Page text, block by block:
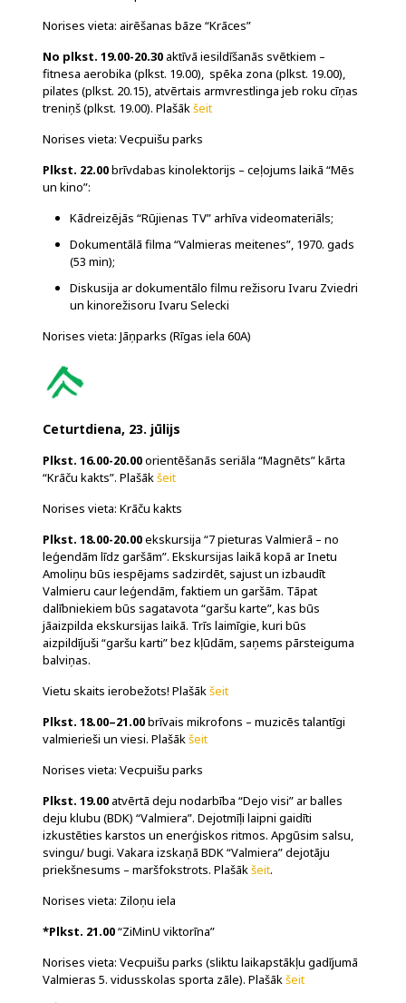
Norises vieta: airēšanas bāze “Krāces”
No plkst. 19.00-20.30aktīvā iesildīšanās svētkiem –
fitnesa aerobika (plkst. 19.00), spēka zona (plkst. 19.00),
pilates (plkst. 20.15), atvērtais armvrestlinga jeb roku cīņas
treniņš (plkst. 19.00). Plašākšeit
Norises vieta: Vecpuišu parks
Plkst. 22.00brīvdabas kinolektorijs – ceļojums laikā “Mēs
un kino”:
Kādreizējās “Rūjienas TV” arhīva videomateriāls;
Dokumentālā filma “Valmieras meitenes”, 1970. gads
(53 min);
Diskusija ar dokumentālo filmu režisoru Ivaru Zviedri
un kinorežisoru Ivaru Selecki
Norises vieta: Jāņparks (Rīgas iela 60A)
Ceturtdiena, 23. jūlijs
Plkst. 16.00-20.00orientēšanās seriāla “Magnēts” kārta
“Krāču kakts”. Plašākšeit
Norises vieta: Krāču kakts
Plkst. 18.00-20.00ekskursija “7 pieturas Valmierā – no
leģendām līdz garšām”. Ekskursijas laikā kopā ar Inetu
Amoliņu būs iespējams sadzirdēt, sajust un izbaudīt
Valmieru caur leģendām, faktiem un garšām. Tāpat
dalībniekiem būs sagatavota “garšu karte”, kas būs
jāaizpilda ekskursijas laikā. Trīs laimīgie, kuri būs
aizpildījuši “garšu karti” bez kļūdām, saņems pārsteiguma
balviņas.
Vietu skaits ierobežots! Plašākšeit
Plkst. 18.00–21.00brīvais mikrofons – muzicēs talantīgi
valmierieši un viesi. Plašākšeit
Norises vieta: Vecpuišu parks
Plkst. 19.00atvērtā deju nodarbība “Dejo visi” ar balles
deju klubu (BDK) “Valmiera”. Dejotmīļi laipni gaidīti
izkustēties karstos un enerģiskos ritmos. Apgūsim salsu,
svingu/ bugi. Vakara izskaņā BDK “Valmiera” dejotāju
priekšnesums – maršfokstrots. Plašākšeit.
Norises vieta: Ziloņu iela
*Plkst. 21.00“ZiMinU viktorīna”
Norises vieta: Vecpuišu parks (sliktu laikapstākļu gadījumā
Valmieras 5. vidusskolas sporta zāle). Plašākšeit